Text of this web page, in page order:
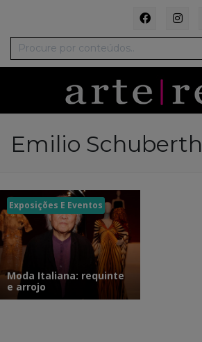
Emilio Schuberth
Exposições E Eventos
Moda Italiana: requinte
e arrojo